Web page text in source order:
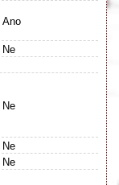
Ano
Ne
Ne
Ne
Ne